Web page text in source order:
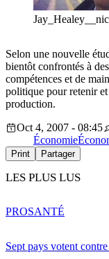
Selon une nouvelle
bientôt confrontés à
compétences et de
politique pour retenir et
production.
Oct 4, 2007 - 08:45
Économie
Print Partager
LES PLUS LUS
Sept pays votent
PROSANTÉ